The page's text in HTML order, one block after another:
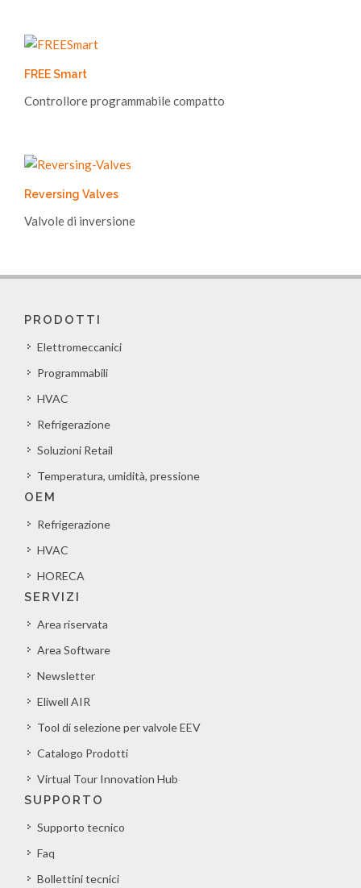
FREE Smart
Controllore programmabile compatto
Reversing Valves
Valvole di inversione
PRODOTTI
Elettromeccanici
Programmabili
HVAC
Refrigerazione
Soluzioni Retail
Temperatura, umidità, pressione
OEM
Refrigerazione
HVAC
HORECA
SERVIZI
Area riservata
Area Software
Newsletter
Eliwell AIR
Tool di selezione per valvole EEV
Catalogo Prodotti
Virtual Tour Innovation Hub
SUPPORTO
Supporto tecnico
Faq
Bollettini tecnici